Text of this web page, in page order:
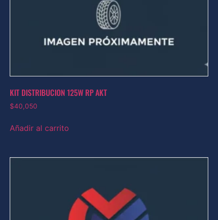
KIT DISTRIBUCION 125W RP AKT
$40,050
Añadir al carrito